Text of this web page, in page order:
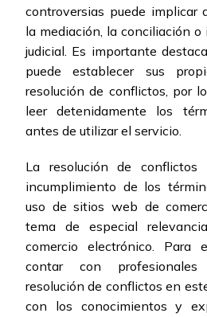
controversias puede implicar
la mediación, la conciliación o
judicial. Es importante
puede establecer sus
resolución de conflictos, por
leer detenidamente los
antes de utilizar el servicio.
La resolución de conflictos
incumplimiento de los
uso de sitios web de
tema de especial
comercio electrónico. Para
contar con profesionales
resolución de conflictos en
con los conocimientos y